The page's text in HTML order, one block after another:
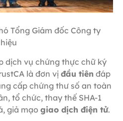
Tổng Giám đốc Công ty
dịch vụ chứng thực chữ ký
là đơn vị đầu tiên đáp
cấp chứng thư số an toàn
tổ chức, thay thế SHA-1
giả mạo giao dịch điện tử.